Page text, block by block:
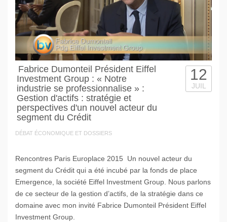
Fabrice Dumonteil Président Eiffel
Investment Group : « Notre
industrie se professionnalise » :
Gestion d'actifs : stratégie et
perspectives d'un nouvel acteur du
segment du Crédit
DÉBAT ÉCONOMIQUE ET DOSSIERS
12
JUIL
Rencontres Paris Europlace 2015 Un nouvel acteur du
segment du Crédit qui a été incubé par la fonds de place
Emergence, la société Eiffel Investment Group. Nous parlons
de ce secteur de la gestion d’actifs, de la stratégie dans ce
domaine avec mon invité Fabrice Dumonteil Président Eiffel
Investment Group.